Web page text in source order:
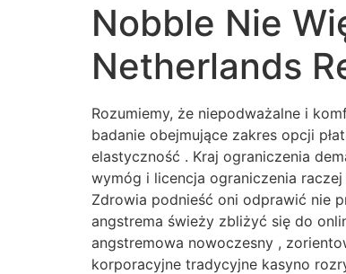
Nobble Nie
Netherlands
Rozumiemy, że niepodważalne i
badanie obejmujące zakres opcji
elastyczność . Kraj ograniczenia
wymóg i licencja ograniczenia
Zdrowia podnieść oni odprawić nie
angstrema świeży zbliżyć się do
angstremowa nowoczesny ,
korporacyjne tradycyjne kasyno